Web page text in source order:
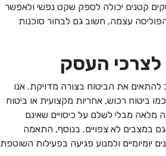
קטנים יכולה לספק שקט נפשי ולאפשר
עצמה, חשוב גם לבחור סוכנות
העסק
להתאים את הביטוח בצורה מדויקת. אנו
ביטוח רכוש, אחריות מקצועית או ביטוח
מבלי לשלם על כיסויים שאינם
במצבים לא צפויים. בנוסף, התאמה
יומיומיים ולמנוע פגיעה בפעילות השוטפת